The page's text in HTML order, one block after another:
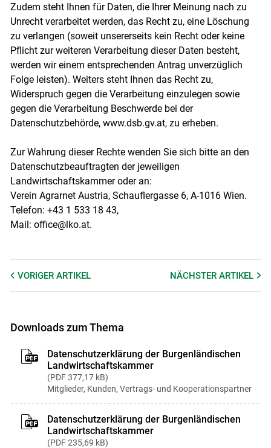
Zudem steht Ihnen für Daten, die Ihrer Meinung nach zu
Unrecht verarbeitet werden, das Recht zu, eine Löschung
zu verlangen (soweit unsererseits kein Recht oder keine
Pflicht zur weiteren Verarbeitung dieser Daten besteht,
werden wir einem entsprechenden Antrag unverzüglich
Folge leisten). Weiters steht Ihnen das Recht zu,
Widerspruch gegen die Verarbeitung einzulegen sowie
gegen die Verarbeitung Beschwerde bei der
Datenschutzbehörde, www.dsb.gv.at, zu erheben.
Zur Wahrung dieser Rechte wenden Sie sich bitte an den
Datenschutzbeauftragten der jeweiligen
Landwirtschaftskammer oder an:
Verein Agrarnet Austria, Schauflergasse 6, A-1016 Wien.
Telefon: +43 1 533 18 43,
Mail: office@lko.at.
VORIGER ARTIKEL NÄCHSTERARTIKEL
Downloads zum Thema
Datenschutzerklärung der Burgenländischen
Landwirtschaftskammer
PDF 377,17 kB
Mitglieder, Kunden, Vertrags- und Kooperationspartner
Datenschutzerklärung der Burgenländischen
Landwirtschaftskammer
PDF 235,69 kB